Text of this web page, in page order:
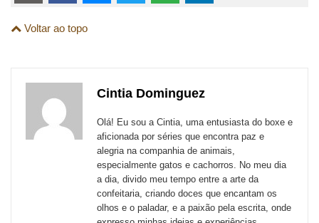
links
são
externos
esta
Email
esta
FacebookMessenger
TwitterWhatsAppLinkedIn
Voltar ao topo
Cintia Dominguez
Olá! Eu sou a Cintia, uma entusiasta do boxe e
aficionada por séries que encontra paz e
alegria na companhia de animais,
especialmente gatos e cachorros. No meu dia
a dia, divido meu tempo entre a arte da
confeitaria, criando doces que encantam os
olhos e o paladar, e a paixão pela escrita, onde